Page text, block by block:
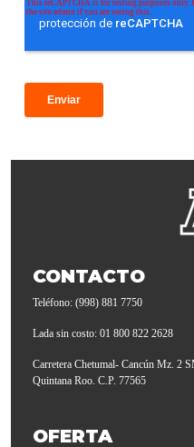
CONTACTO
Teléfono: (998) 881 7750
Lada sin costo: 01 800 822 2628
Carretera Chetumal- Cancún Mz. 2
Quintana Roo. C.P. 77565
OFERTA